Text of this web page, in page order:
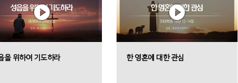
을 위하여 기도하라 한 영혼에 대한 관심